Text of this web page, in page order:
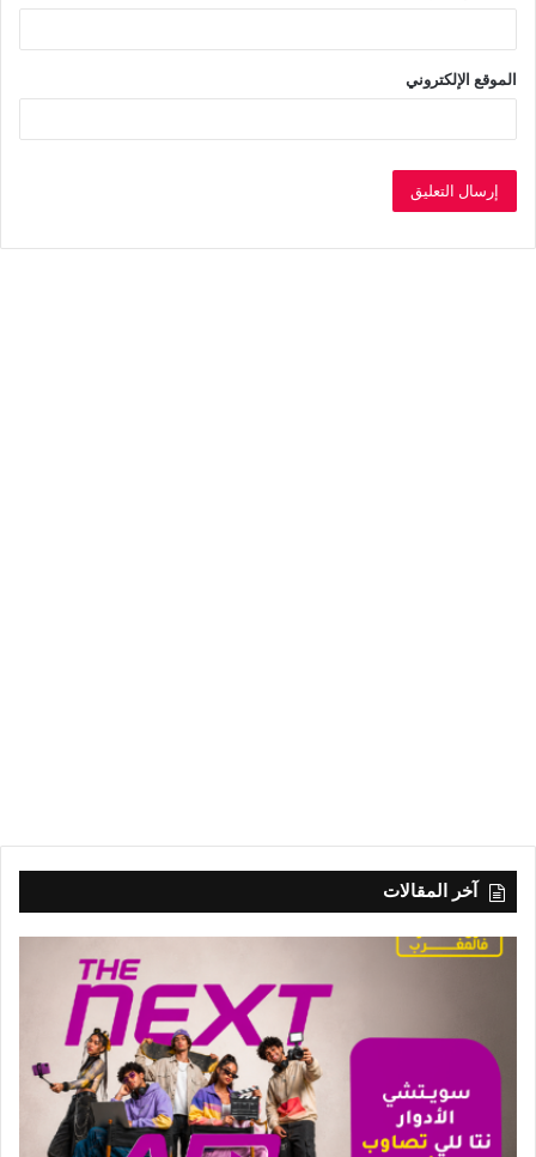
الموقع الإلكتروني
آخر المقالات